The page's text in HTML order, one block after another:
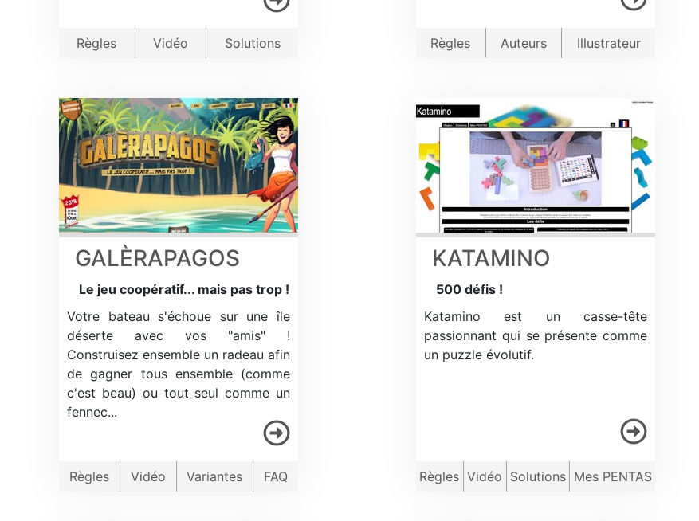
Règles Vidéo Solutions Règles Auteurs Illustrateur
GALÈRAPAGOS
Le jeu coopératif... mais pas trop !
Votre bateau s'échoue sur une île
déserte avec vos "amis" !
Construisez ensemble un radeau afin
de gagner tous ensemble (comme
c'est beau) ou tout seul comme un
fennec...
Règles Vidéo Variantes FAQ
KATAMINO
500 défis !
Katamino est un casse-tête
passionnant qui se présente comme
un puzzle évolutif.
Règles Vidéo Solutions Mes PENTAS